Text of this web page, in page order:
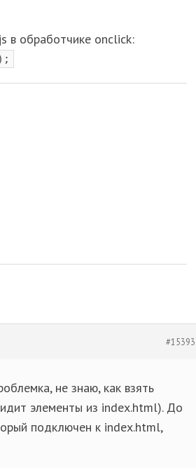
в обработчике onclick:
#15393
не знаю, как взять
элементы из index.html). До
подключен к index.html,